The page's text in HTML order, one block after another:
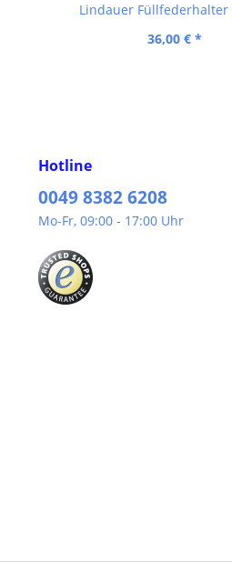
Lindauer Füllfederhalter
36,00 € *
Hotline
0049 8382 6208
Mo-Fr, 09:00 - 17:00 Uhr